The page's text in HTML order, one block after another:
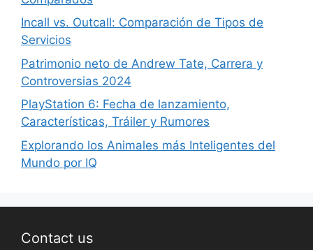
Incall vs. Outcall: Comparación de Tipos de
Servicios
Patrimonio neto de Andrew Tate, Carrera y
Controversias 2024
PlayStation 6: Fecha de lanzamiento,
Características, Tráiler y Rumores
Explorando los Animales más Inteligentes del
Mundo por IQ
Contact us